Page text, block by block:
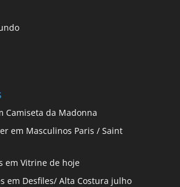
Camiseta da Madonna
em Masculinos Paris / Saint
em Vitrine de hoje
em Desfiles/ Alta Costura julho